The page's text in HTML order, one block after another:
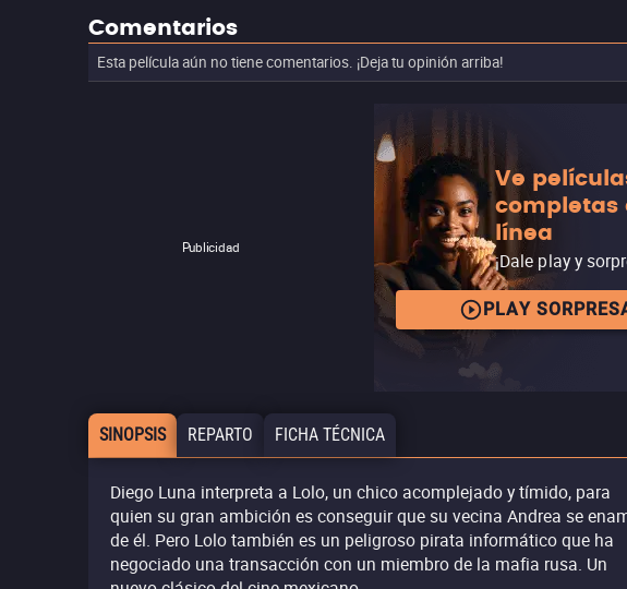
Comentarios
Esta película aún no tiene comentarios. ¡Deja tu opinión arriba!
Publicidad
Ve
completas
línea
¡Dale play y
PLAY
SINOPSIS REPARTO FICHA TÉCNICA
Diego Luna interpreta a Lolo, un chico acomplejado y tímido, para
quien su gran ambición es conseguir que su vecina Andrea se
de él. Pero Lolo también es un peligroso pirata informático que ha
negociado una transacción con un miembro de la mafia rusa. Un